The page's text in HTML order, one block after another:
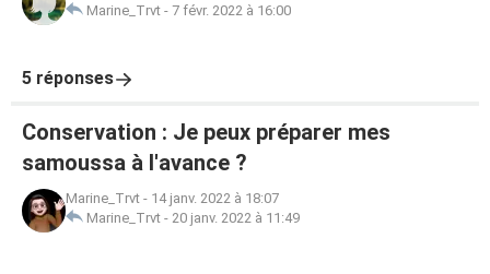
Marine_Trvt - 7 févr. 2022 à 16:00
5 réponses
Conservation : Je peux préparer mes
samoussa à l'avance ?
Marine_Trvt - 14 janv. 2022 à 18:07
Marine_Trvt - 20 janv. 2022 à 11:49